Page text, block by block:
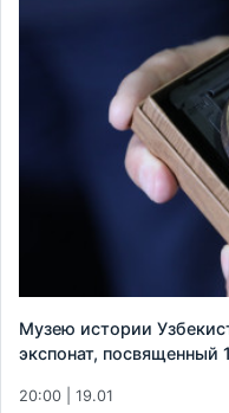
Музею истории
экспонат, посвященный
20:00 | 19.01